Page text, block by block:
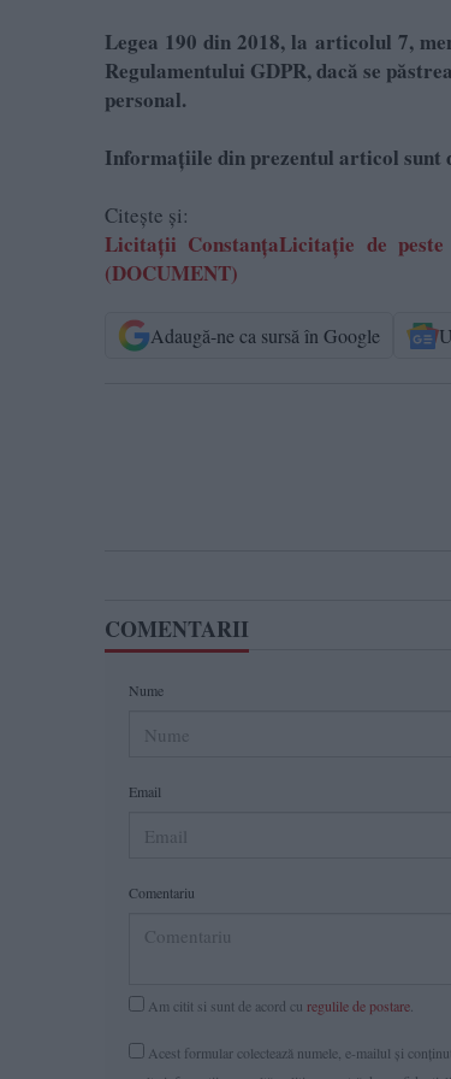
Legea 190 din 2018, la articolul 7,
Regulamentului GDPR, dacă se
personal.
Informațiile din prezentul articol sunt
Citește și:
Licitații ConstanțaLicitație de
(DOCUMENT)
Adaugă-ne ca sursă în Google
COMENTARII
Nume
Email
Comentariu
Am citit si sunt de acord cu regulile de postare
Acest formular colectează numele, e-mailul şi